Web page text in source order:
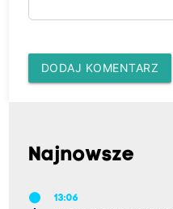
DODAJ KOMENTARZ
Najnowsze
13:06